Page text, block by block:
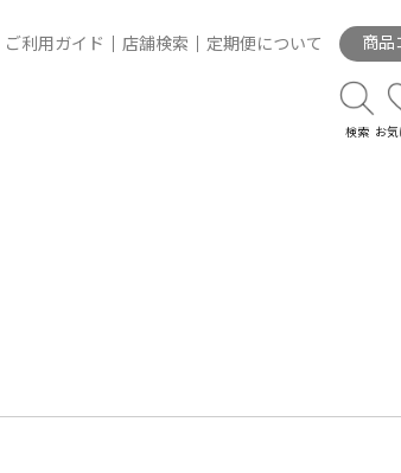
ご利用ガイド 店舗検索 定期便について 商品
検索 お気